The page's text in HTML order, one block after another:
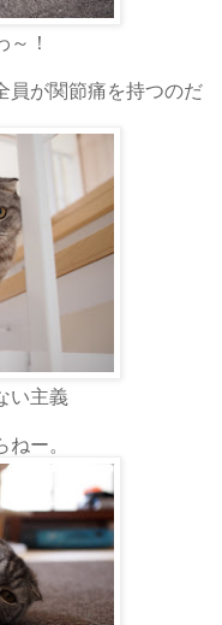
！
員が関節痛を持つのだ
い主義
ー。